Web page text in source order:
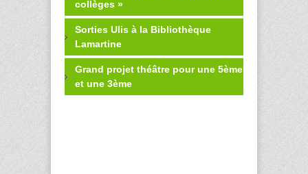
collèges »
Sorties Ulis à la Bibliothèque
Lamartine
Grand projet théâtre pour une 5ème
et une 3ème